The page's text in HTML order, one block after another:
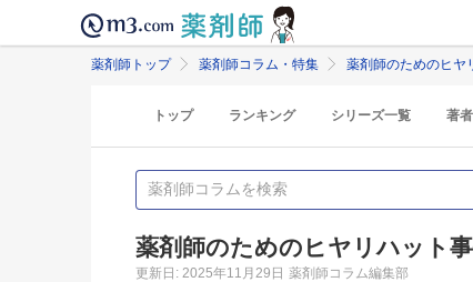
薬剤師トップ 薬剤師コラム・特集 薬剤師のためのヒヤ
トップ ランキング シリーズ一覧 著
薬剤師のためのヒヤリハット
更新日: 2025年11月29日 薬剤師コラム編集部